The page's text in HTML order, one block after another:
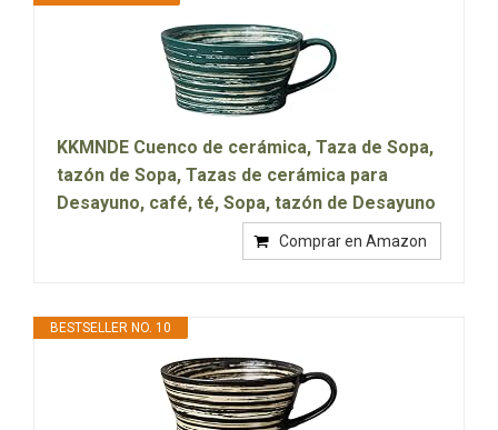
KKMNDE Cuenco de cerámica, Taza de Sopa,
tazón de Sopa, Tazas de cerámica para
Desayuno, café, té, Sopa, tazón de Desayuno
Comprar en Amazon
BESTSELLER NO. 10